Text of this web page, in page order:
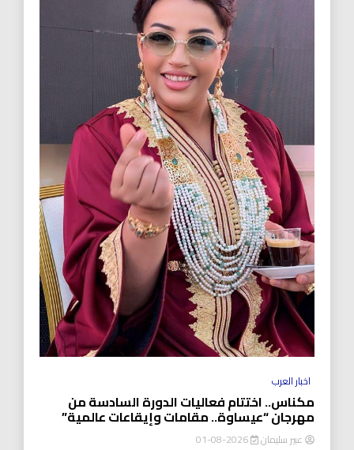
اخبار العرب
مكناس.. اختتام فعاليات الدورة السادسة من
مهرجان “عيساوة.. مقامات وإيقاعات عالمية”
عبير سليمان 2026-08-01